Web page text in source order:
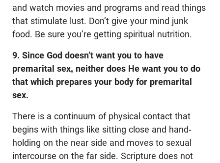
and watch movies and programs and read things
that stimulate lust. Don’t give your mind junk
food. Be sure you’re getting spiritual nutrition.
9. Since God doesn’t want you to have
premarital sex, neither does He want you to do
that which prepares your body for premarital
sex.
There is a continuum of physical contact that
begins with things like sitting close and hand-
holding on the near side and moves to sexual
intercourse on the far side. Scripture does not